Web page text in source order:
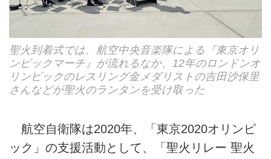
聖火到着式では、航空中央音楽隊による『東京オリ
ンピックマーチ』が流れるなか、12年のロンドンオ
リンピックのレスリング金メダリストの吉田沙保里
さんなどが聖火のランタンを受け取った
航空自衛隊は2020年、「東京2020オリンピ
ック」の支援活動として、「聖火リレー 聖火